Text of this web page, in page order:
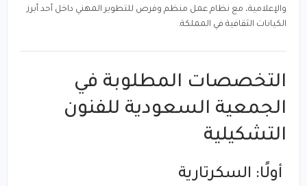
والإعلامية، مع نظام عمل منظم وفرص للتطوير المهني داخل أحد أبرز
الكيانات الثقافية في المملكة.
التخصصات المطلوبة في
الجمعية السعودية للفنون
التشكيلية
أولًا: السكرتارية